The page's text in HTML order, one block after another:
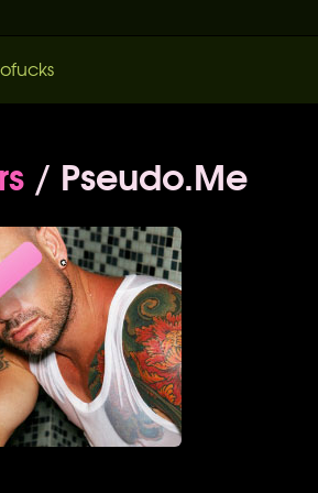
/ Pseudo.Me